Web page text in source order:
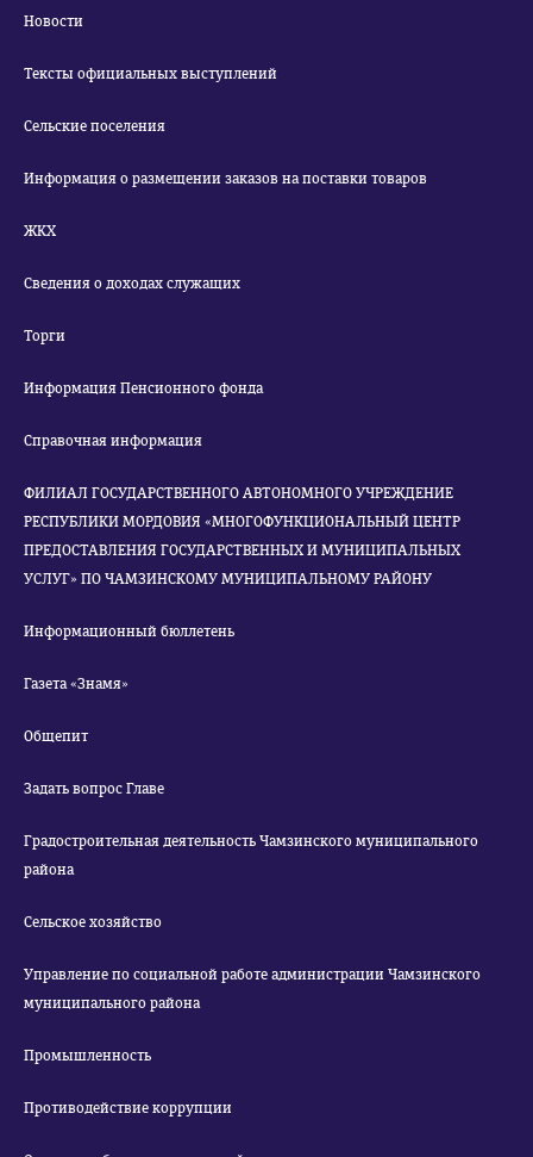
Новости
Тексты официальных выступлений
Сельские поселения
Информация о размещении заказов на поставки товаров
ЖКХ
Сведения о доходах служащих
Торги
Информация Пенсионного фонда
Справочная информация
ФИЛИАЛ ГОСУДАРСТВЕННОГО АВТОНОМНОГО УЧРЕЖДЕНИЕ
РЕСПУБЛИКИ МОРДОВИЯ «МНОГОФУНКЦИОНАЛЬНЫЙ ЦЕНТР
ПРЕДОСТАВЛЕНИЯ ГОСУДАРСТВЕННЫХ И МУНИЦИПАЛЬНЫХ
УСЛУГ» ПО ЧАМЗИНСКОМУ МУНИЦИПАЛЬНОМУ РАЙОНУ
Информационный бюллетень
Газета «Знамя»
Общепит
Задать вопрос Главе
Градостроительная деятельность Чамзинского муниципального
района
Сельское хозяйство
Управление по социальной работе администрации Чамзинского
муниципального района
Промышленность
Противодействие коррупции